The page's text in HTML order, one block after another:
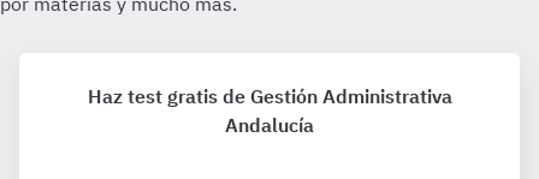
Haz test gratis de Gestión Administrativa
Andalucía